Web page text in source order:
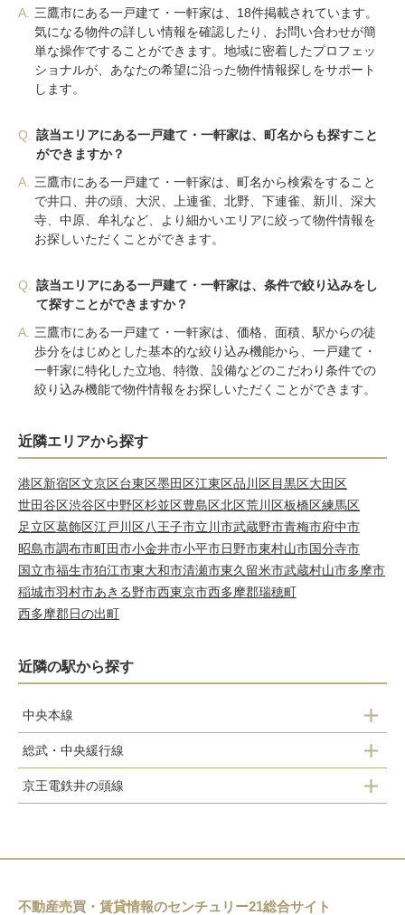
A.
三鷹市にある一戸建て・一軒家は、18件掲載されています。
気になる物件の詳しい情報を確認したり、お問い合わせが簡
単な操作ですることができます。地域に密着したプロフェッ
ショナルが、あなたの希望に沿った物件情報探しをサポート
します。
Q.
該当エリアにある一戸建て・一軒家は、町名からも探すこと
ができますか？
A.
三鷹市にある一戸建て・一軒家は、町名から検索をすること
で井口、井の頭、大沢、上連雀、北野、下連雀、新川、深大
寺、中原、牟礼など、より細かいエリアに絞って物件情報を
お探しいただくことができます。
Q.
該当エリアにある一戸建て・一軒家は、条件で絞り込みをし
て探すことができますか？
A.
三鷹市にある一戸建て・一軒家は、価格、面積、駅からの徒
歩分をはじめとした基本的な絞り込み機能から、一戸建て・
一軒家に特化した立地、特徴、設備などのこだわり条件での
絞り込み機能で物件情報をお探しいただくことができます。
近隣エリアから探す
港区新宿区文京区台東区墨田区江東区品川区目黒区大田区
世田谷区渋谷区中野区杉並区豊島区北区荒川区板橋区練馬区
足立区葛飾区江戸川区八王子市立川市武蔵野市青梅市府中市
昭島市調布市町田市小金井市小平市日野市東村山市国分寺市
国立市福生市狛江市東大和市清瀬市東久留米市武蔵村山市多摩市
稲城市羽村市あきる野市西東京市西多摩郡瑞穂町
西多摩郡日の出町
近隣の駅から探す
中央本線
三鷹駅
総武・中央緩行線
三鷹駅
京王電鉄井の頭線
井の頭公園駅
不動産売買・賃貸情報のセンチュリー21総合サイト